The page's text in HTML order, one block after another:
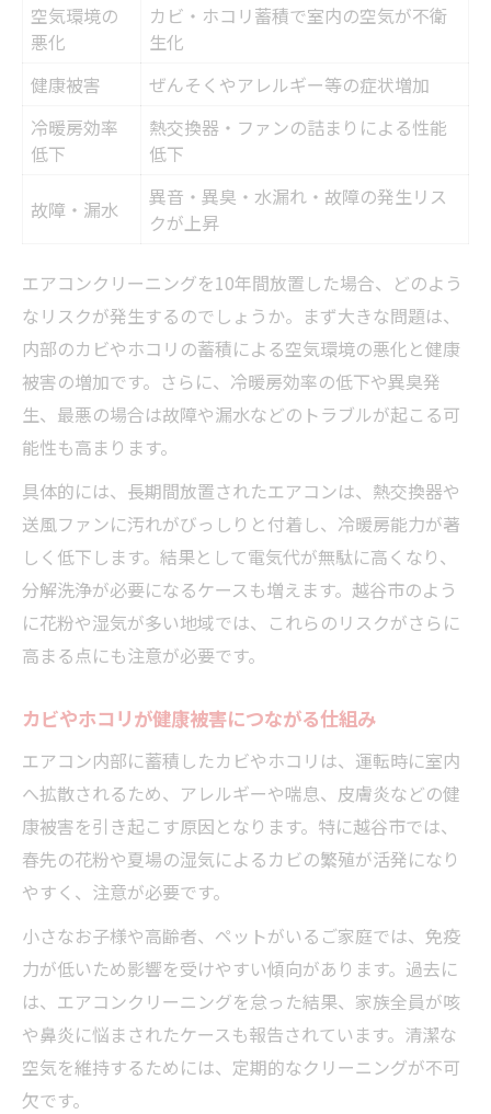
空気環境の
悪化
カビ・ホコリ蓄積で室内の空気が不衛
生化
健康被害
ぜんそくやアレルギー等の症状増加
冷暖房効率
低下
熱交換器・ファンの詰まりによる性能
低下
故障・漏水
異音・異臭・水漏れ・故障の発生リス
クが上昇
エアコンクリーニングを10年間放置した場合、どのよう
なリスクが発生するのでしょうか。まず大きな問題は、
内部のカビやホコリの蓄積による空気環境の悪化と健康
被害の増加です。さらに、冷暖房効率の低下や異臭発
生、最悪の場合は故障や漏水などのトラブルが起こる可
能性も高まります。
具体的には、長期間放置されたエアコンは、熱交換器や
送風ファンに汚れがびっしりと付着し、冷暖房能力が著
しく低下します。結果として電気代が無駄に高くなり、
分解洗浄が必要になるケースも増えます。越谷市のよう
に花粉や湿気が多い地域では、これらのリスクがさらに
高まる点にも注意が必要です。
カビやホコリが健康被害につながる仕組み
エアコン内部に蓄積したカビやホコリは、運転時に室内
へ拡散されるため、アレルギーや喘息、皮膚炎などの健
康被害を引き起こす原因となります。特に越谷市では、
春先の花粉や夏場の湿気によるカビの繁殖が活発になり
やすく、注意が必要です。
小さなお子様や高齢者、ペットがいるご家庭では、免疫
力が低いため影響を受けやすい傾向があります。過去に
は、エアコンクリーニングを怠った結果、家族全員が咳
や鼻炎に悩まされたケースも報告されています。清潔な
空気を維持するためには、定期的なクリーニングが不可
欠です。